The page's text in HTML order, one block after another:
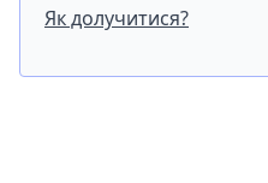
Як долучитися?